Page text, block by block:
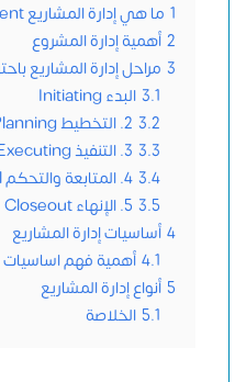
1 ما هي إدارة المشاريع Projects management؟
2 أهمية إدارة المشروع
3 مراحل إدارة المشاريع
3.1 البدء Initiating
3.2 2. التخطيط Planning
3.3 3. التنفيذ Executing
3.4 4. المتابعة والتحكم Monitoring and Control
3.5 5. الإنهاء Closeout
4 أساسيات إدارة المشاريع
4.1 أهمية فهم اساسيات
5 أنواع إدارة المشاريع
5.1 الخلاصة